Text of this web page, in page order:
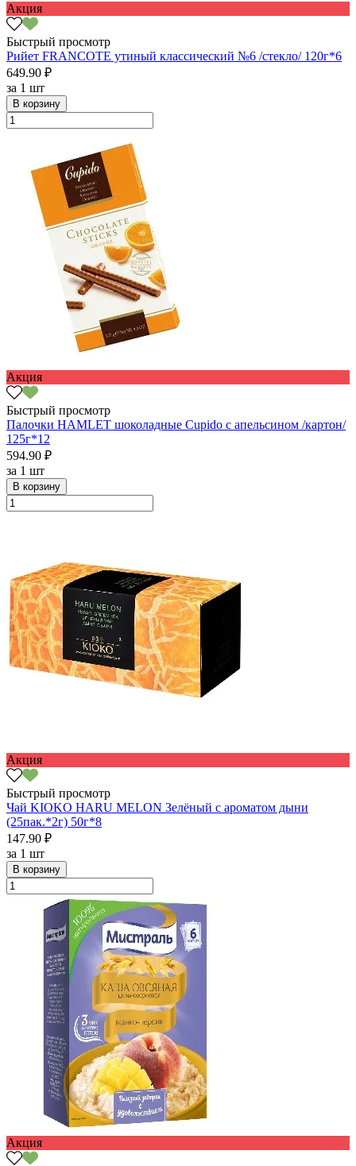
Акция
Быстрый просмотр
Рийет FRANCOTE утиный классический №6 /стекло/ 120г*6
649.90 ₽
за 1 шт
В корзину
Акция
Быстрый просмотр
Палочки HAMLET шоколадные Cupido с апельсином /картон/
125г*12
594.90 ₽
за 1 шт
В корзину
Акция
Быстрый просмотр
Чай KIOKO HARU MELON Зелёный с ароматом дыни
(25пак.*2г) 50г*8
147.90 ₽
за 1 шт
В корзину
Акция